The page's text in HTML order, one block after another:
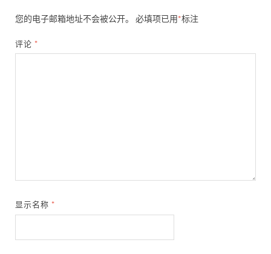
您的电子邮箱地址不会被公开。 必填项已用*标注
评论 *
显示名称 *